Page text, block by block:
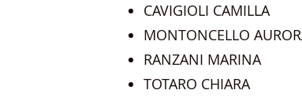
CAVIGIOLI CAMILLA
MONTONCELLO
RANZANI MARINA
TOTARO CHIARA